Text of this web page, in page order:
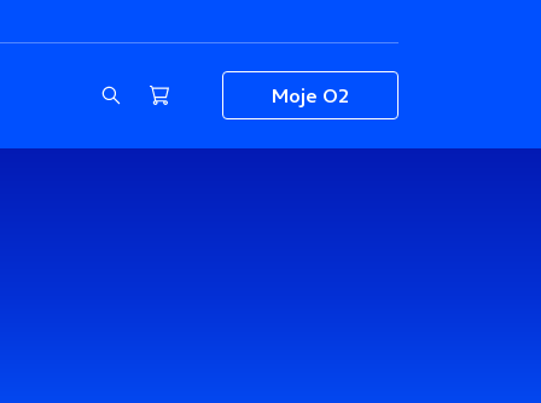
Moje O2